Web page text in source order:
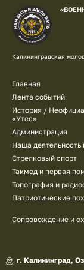
Калининградская
Подвал
Главная
Лента событий
История /
«Утес»
Администрация
Наша деятельность
Стрелковый спорт
Такмед и первая
Топография и
Патриотические
Сопровождение и
г. Калининград,